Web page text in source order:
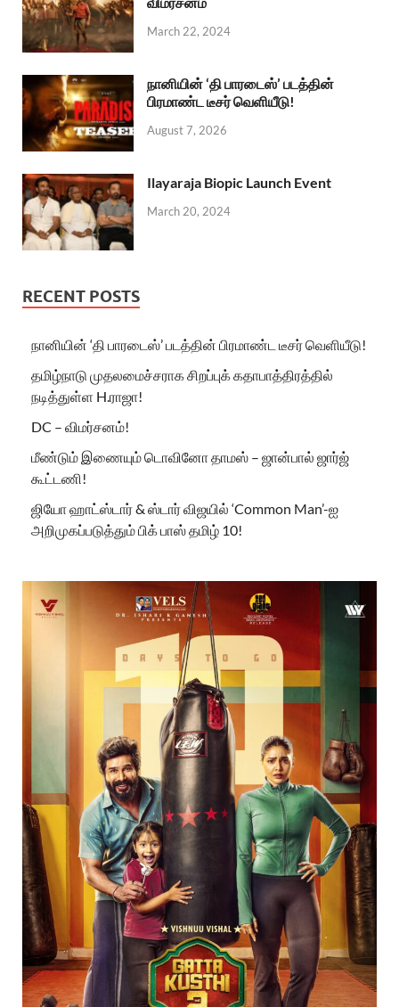
March 22, 2024
நானியின் ‘தி பாரடைஸ்’ படத்தின்
பிரமாண்ட டீசர் வெளியீடு!
August 7, 2026
Ilayaraja Biopic Launch Event
March 20, 2024
RECENT POSTS
நானியின் ‘தி பாரடைஸ்’ படத்தின் பிரமாண்ட டீசர் வெளியீடு!
தமிழ்நாடு முதலமைச்சராக சிறப்புக் கதாபாத்திரத்தில்
நடித்துள்ள H.ராஜா!
DC – விமர்சனம்!
மீண்டும் இணையும் டொவினோ தாமஸ் – ஜான்பால் ஜார்ஜ்
கூட்டணி!
ஜியோ ஹாட்ஸ்டார் & ஸ்டார் விஜயில் ‘Common Man’-ஐ
அறிமுகப்படுத்தும் பிக் பாஸ் தமிழ் 10!